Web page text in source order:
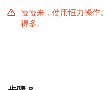
慢慢来，使用恒力操作
得多。